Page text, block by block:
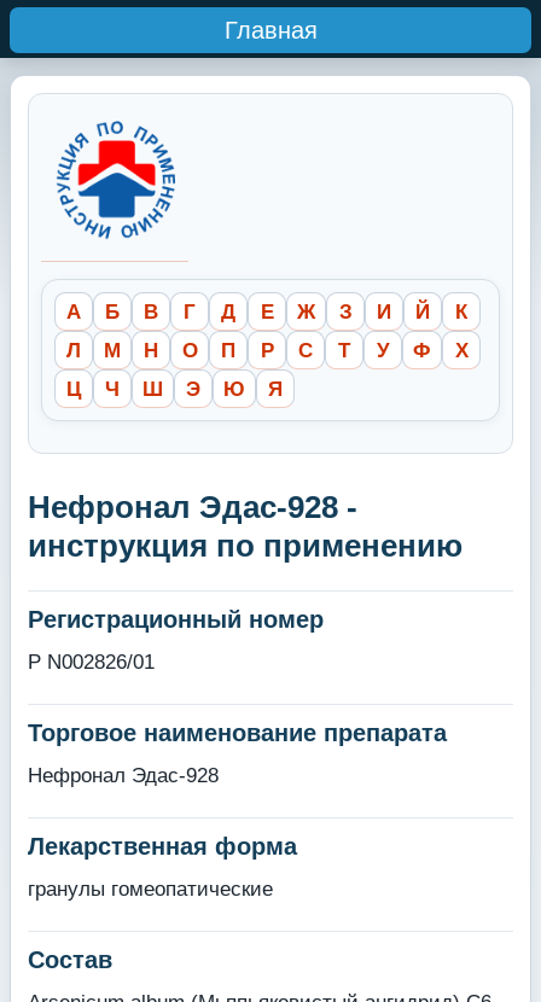
Главная
А Б В Г Д Е Ж З И Й
К
Л
М Н О П Р С Т У Ф
Х
Ц
Ч Ш Э Ю Я
Нефронал Эдас-928 -
инструкция по применению
Регистрационный номер
Р N002826/01
Торговое наименование препарата
Нефронал Эдас-928
Лекарственная форма
гранулы гомеопатические
Состав